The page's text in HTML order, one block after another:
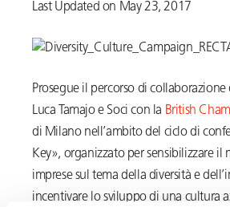
Last Updated on May 23, 2017
Prosegue il percorso di
Luca Tamajo e Soci con la British
di Milano nell’ambito del ciclo di
Key», organizzato per sensibilizzare il
imprese sul tema della diversità e
incentivare lo sviluppo di una cultura